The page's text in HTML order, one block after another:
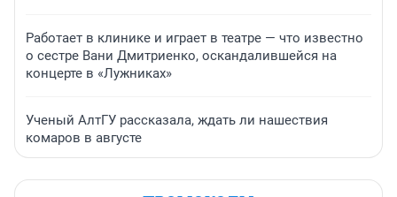
Работает в клинике и играет в театре — что известно
о сестре Вани Дмитриенко, оскандалившейся на
концерте в «Лужниках»
Ученый АлтГУ рассказала, ждать ли нашествия
комаров в августе